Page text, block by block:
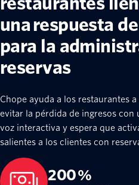
una respuesta
para la
reservas
Chope ayuda a los restaurantes
evitar la pérdida de ingresos con
voz interactiva y espera que
salientes a los clientes con
200 %